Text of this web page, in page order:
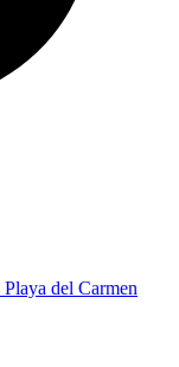
del Carmen